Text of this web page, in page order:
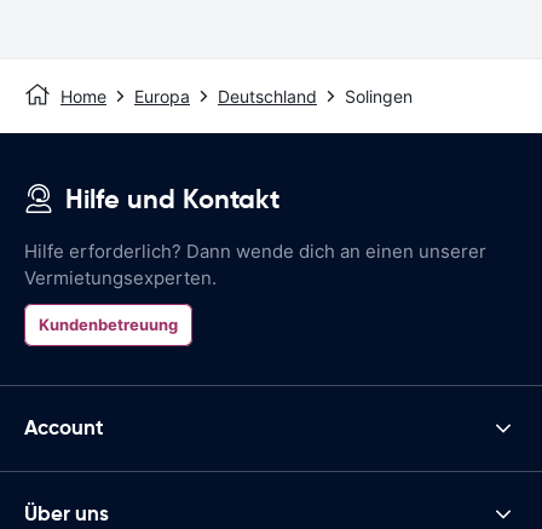
Home Europa Deutschland Solingen
Hilfe und Kontakt
Hilfe erforderlich? Dann wende dich an einen unserer
Vermietungsexperten.
Kundenbetreuung
Account
Über uns